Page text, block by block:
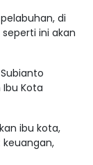
di
ini akan
Kota
ibu kota,